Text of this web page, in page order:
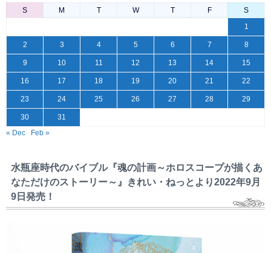
S M T W T F
S
1
2 3 4 5 6 7 8
9 10 11 12 13 14 15
16 17 18 19 20 21 22
23 24 25 26 27 28 29
30
31
« Dec
Feb »
水瓶座時代のバイブル『魂の計画～ホロスコープが描くあ
なただけのストーリー～』きれい・ねっとより2022年9月
9日発売！